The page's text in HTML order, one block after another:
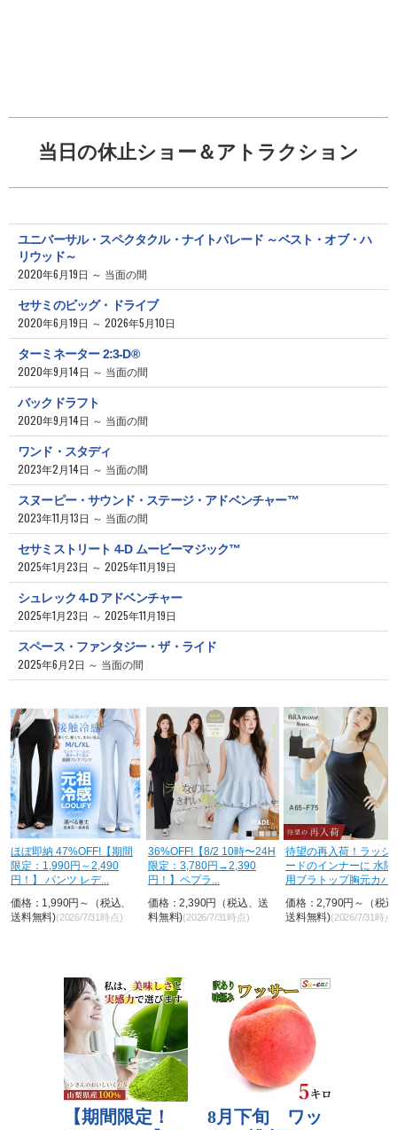
当日の休止ショー＆アトラクション
ユニバーサル・スペクタクル・ナイトパレード ～ベスト・オブ・ハ
リウッド～
2020年6月19日 ～ 当面の間
セサミのビッグ・ドライブ
2020年6月19日 ～ 2026年5月10日
ターミネーター 2:3-D®
2020年9月14日 ～ 当面の間
バックドラフト
2020年9月14日 ～ 当面の間
ワンド・スタディ
2023年2月14日 ～ 当面の間
スヌーピー・サウンド・ステージ・アドベンチャー™
2023年11月13日 ～ 当面の間
セサミストリート 4-D ムービーマジック™
2025年1月23日 ～ 2025年11月19日
シュレック 4-D アドベンチャー
2025年1月23日 ～ 2025年11月19日
スペース・ファンタジー・ザ・ライド
2025年6月2日 ～ 当面の間
ほぼ即納 47%OFF!【期間
限定：1,990円～2,490
円！】 パンツ レデ...
価格：1,990円～（税込、
送料無料)(2026/7/31時点)
36%OFF!【8/2 10時〜24H
限定：3,780円→2,390
円！】ペプラ...
価格：2,390円（税込、送
料無料)(2026/7/31時点)
待望の再入荷！ラッシ
ードのインナーに 水陸
用ブラトップ胸元カバ
価格：2,790円～（税
送料無料)(2026/7/31時点)